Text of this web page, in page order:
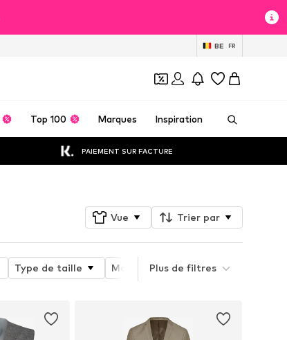
BE FR
Top 100 Marques Inspiration
PAIEMENT SUR FACTURE
Vue Trier par
Type de taille Matériau Motif
Plus de filtres